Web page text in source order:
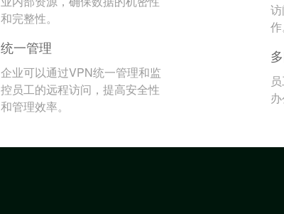
和完整性。
统一管理
企业可以通过VPN统一管理和监
控员工的远程访问，提高安全性
和管理效率。
作